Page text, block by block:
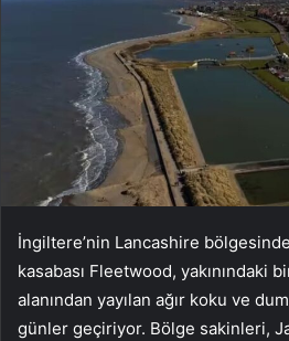
İngiltere’nin Lancashire
kasabası Fleetwood, yakınındaki
alanından yayılan ağır koku ve
günler geçiriyor. Bölge sakinleri,